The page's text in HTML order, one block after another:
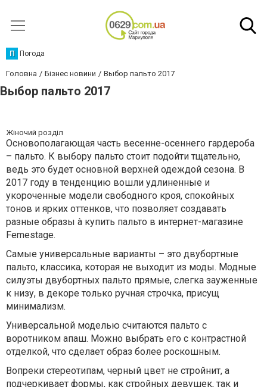
П Погода
Головна Бізнес новини Выбор пальто 2017
Выбор пальто 2017
Жіночий розділ
Основополагающая часть весенне-осеннего гардероба
– пальто. К выбору пальто стоит подойти тщательно,
ведь это будет основной верхней одеждой сезона. В
2017 году в тенденцию вошли удлиненные и
укороченные модели свободного кроя, спокойных
тонов и ярких оттенков, что позволяет создавать
разные образы à купить пальто в интернет-магазине
Femestage.
Самые универсальные варианты – это двубортные
пальто, классика, которая не выходит из моды. Модные
силуэты двубортных пальто прямые, слегка зауженные
к низу, в декоре только ручная строчка, присущ
минимализм.
Универсальной моделью считаются пальто с
воротником апаш. Можно выбрать его с контрастной
отделкой, что сделает образ более роскошным.
Вопреки стереотипам, черный цвет не стройнит, а
подчеркивает формы, как стройных девушек, так и